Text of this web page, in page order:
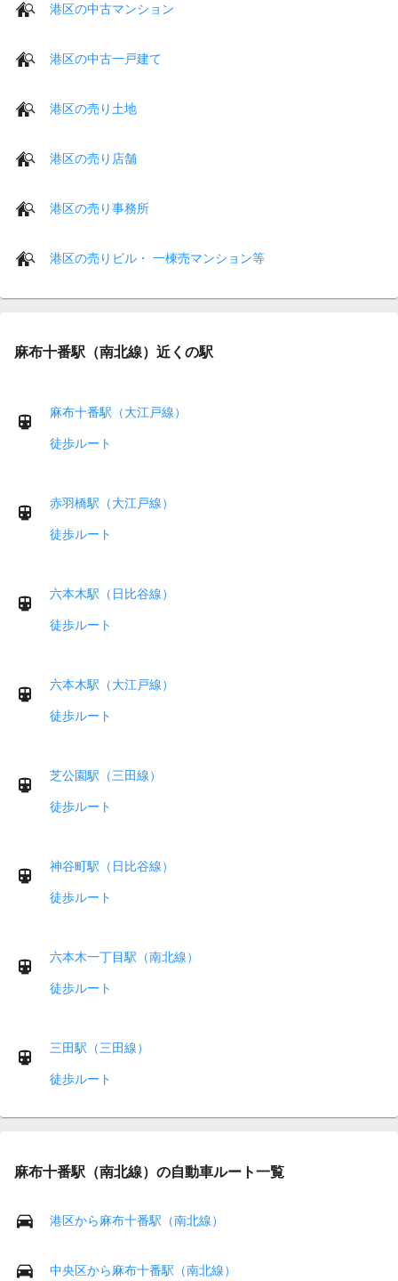
港区の中古マンション
港区の中古一戸建て
港区の売り土地
港区の売り店舗
港区の売り事務所
港区の売りビル・ 一棟売マンション等
麻布十番駅（南北線）近くの駅
麻布十番駅（大江戸線）
徒歩ルート
赤羽橋駅（大江戸線）
徒歩ルート
六本木駅（日比谷線）
徒歩ルート
六本木駅（大江戸線）
徒歩ルート
芝公園駅（三田線）
徒歩ルート
神谷町駅（日比谷線）
徒歩ルート
六本木一丁目駅（南北線）
徒歩ルート
三田駅（三田線）
徒歩ルート
麻布十番駅（南北線）の自動車ルート一覧
港区から麻布十番駅（南北線）
中央区から麻布十番駅（南北線）